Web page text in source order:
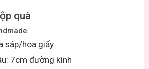
quà
sáp/hoa giấy
7cm đường kính